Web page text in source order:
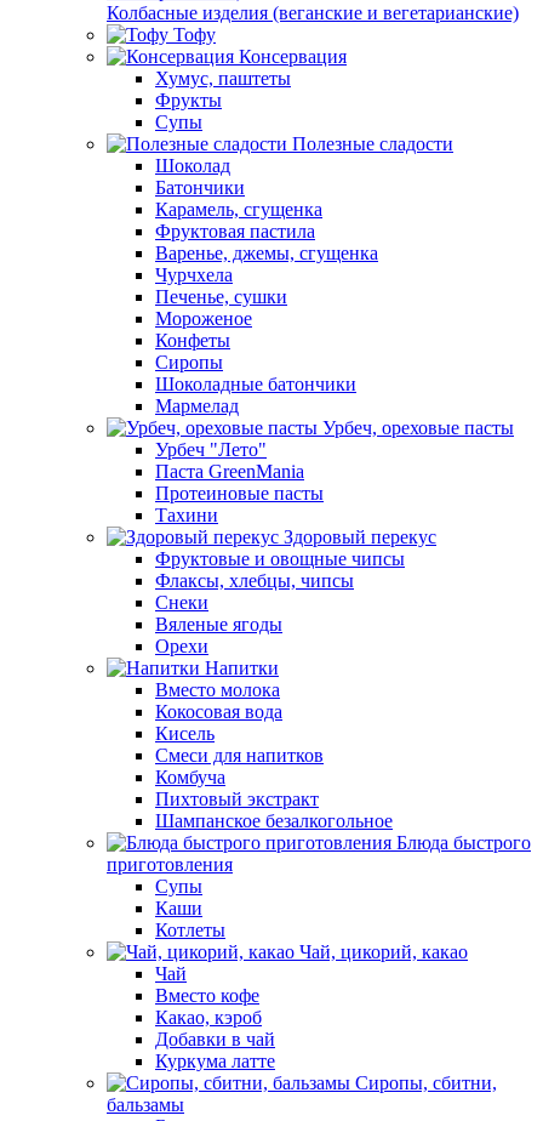
Колбасные изделия (веганские и вегетарианские)
Тофу
Консервация
Хумус, паштеты
Фрукты
Супы
Полезные сладости
Шоколад
Батончики
Карамель, сгущенка
Фруктовая пастила
Варенье, джемы, сгущенка
Чурчхела
Печенье, сушки
Мороженое
Конфеты
Сиропы
Шоколадные батончики
Мармелад
Урбеч, ореховые пасты
Урбеч "Лето"
Паста GreenMania
Протеиновые пасты
Тахини
Здоровый перекус
Фруктовые и овощные чипсы
Флаксы, хлебцы, чипсы
Снеки
Вяленые ягоды
Орехи
Напитки
Вместо молока
Кокосовая вода
Кисель
Смеси для напитков
Комбуча
Пихтовый экстракт
Шампанское безалкогольное
Блюда быстрого
приготовления
Супы
Каши
Котлеты
Чай, цикорий, какао
Чай
Вместо кофе
Какао, кэроб
Добавки в чай
Куркума латте
Сиропы, сбитни,
бальзамы